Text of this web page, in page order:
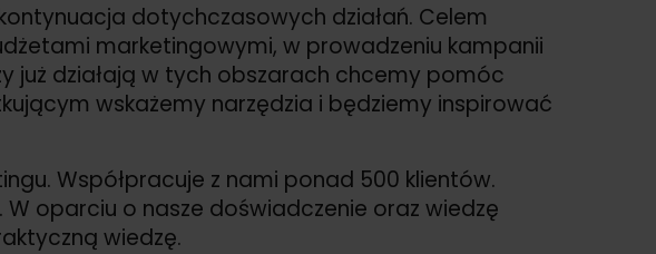
dotychczasowych działań. Celem
marketingowymi, w prowadzeniu kampanii
już działają w tych obszarach chcemy pomóc
wskażemy narzędzia i będziemy inspirować
Współpracuje z nami ponad 500 klientów.
oparciu o nasze doświadczenie oraz wiedzę
wiedzę.